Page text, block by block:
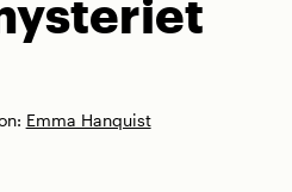
Emma Hanquist